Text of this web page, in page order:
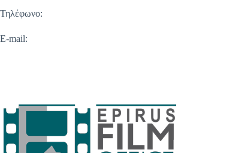
Τηλέφωνο:
E-mail: